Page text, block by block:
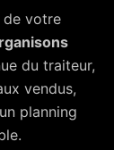
de votre
du traiteur,
vendus,
planning